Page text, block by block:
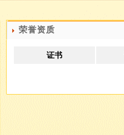
荣誉资质
证书